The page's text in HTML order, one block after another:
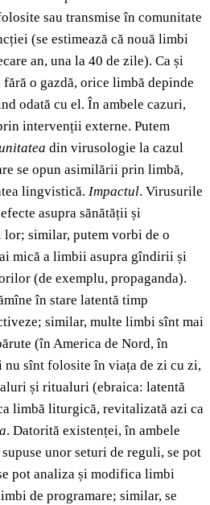
sau transmise în comunitate
(se estimează că nouă limbi
an, una la 40 de zile). Ca și
o gazdă, orice limbă depinde
odată cu el. În ambele cazuri,
intervenții externe. Putem
din virusologie la cazul
se opun asimilării prin limbă,
lingvistică. Impactul. Virusurile
asupra sănătății și
similar, putem vorbi de o
mică a limbii asupra gîndirii și
(de exemplu, propaganda).
în stare latentă timp
similar, multe limbi sînt mai
(în America de Nord, în
nu sînt folosite în viața de zi cu zi,
și ritualuri (ebraica: latentă
limbă liturgică, revitalizată azi ca
. Datorită existenței, în ambele
unor seturi de reguli, se pot
pot analiza și modifica limbi
de programare; similar, se